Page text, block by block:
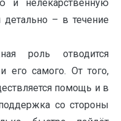
и нелекарственную
детально – в течение
роль отводится
его самого. От того,
помощь и в
со стороны